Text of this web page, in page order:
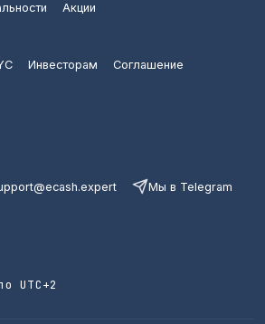
Акции
Инвесторам Соглашение
Мы в Telegram
UTC+2